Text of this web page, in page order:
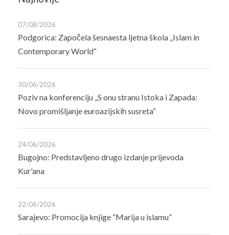
07/08/2026
Podgorica: Započela šesnaesta ljetna škola „Islam in
Contemporary World“
30/06/2026
Poziv na konferenciju „S onu stranu Istoka i Zapada:
Novo promišljanje euroazijskih susreta“
24/06/2026
Bugojno: Predstavljeno drugo izdanje prijevoda
Kur'ana
22/06/2026
Sarajevo: Promocija knjige “Marija u islamu”